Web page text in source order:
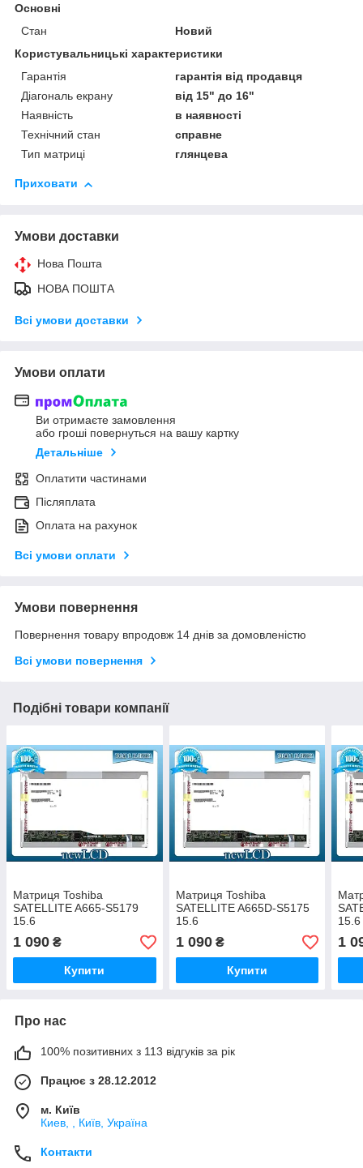
Основні
Стан
Новий
Користувальницькі характеристики
Гарантія
гарантія від продавця
Діагональ екрану
від 15" до 16"
Наявність
в наявності
Технічний стан
справне
Тип матриці
глянцева
Приховати
Умови доставки
Нова Пошта
НОВА ПОШТА
Всі умови доставки
Умови оплати
Ви отримаєте замовлення
або гроші повернуться на вашу картку
Детальніше
Оплатити частинами
Післяплата
Оплата на рахунок
Всі умови оплати
Умови повернення
Повернення товару впродовж 14 днів за домовленістю
Всі умови повернення
Подібні товари компанії
Матриця Toshiba
SATELLITE A665-S5179
15.6
1 090 ₴
Купити
Матриця Toshiba
SATELLITE A665D-S5175
15.6
1 090₴
Купити
15.6
1
Про нас
100% позитивних з 113 відгуків за рік
Працює з 28.12.2012
м. Київ
Киев, , Київ, Україна
Контакти